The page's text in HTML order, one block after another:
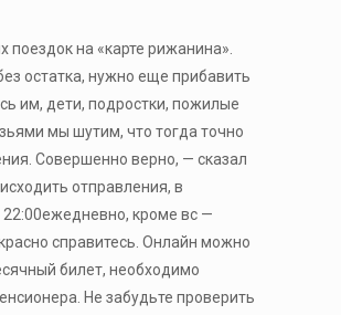
на «карте рижанина».
остатка, нужно еще прибавить
им, дети, подростки, пожилые
мы шутим, что тогда точно
Совершенно верно, — сказал
отправления, в
22:00ежедневно, кроме вс —
справитесь. Онлайн можно
билет, необходимо
Не забудьте проверить